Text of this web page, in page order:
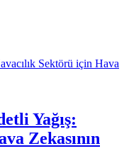
Yağış:
Zekasının